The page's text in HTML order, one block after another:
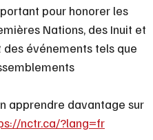
pour honorer les
Nations, des Inuit et
événements tels que
apprendre davantage sur
nctr.ca/?lang=fr